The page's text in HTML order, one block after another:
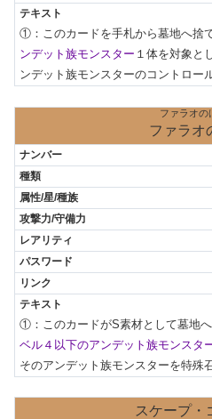
①：このカードを手札から墓地へ捨
ンデット族モンスター １体を対象と
ンデット族モンスターのコントロー
ファラオの
ファラオ
①：このカードがS素材として墓地
ベル４以下のアンデット族モンスタ
そのアンデット族モンスターを特殊
スケープ・